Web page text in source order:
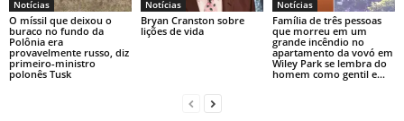
Notícias
O míssil que deixou o
buraco no fundo da
Polônia era
provavelmente russo, diz
primeiro-ministro
polonês Tusk
Notícias
Bryan Cranston sobre
lições de vida
Notícias
Família de três pessoas
que morreu em um
grande incêndio no
apartamento da vovó em
Wiley Park se lembra do
homem como gentil e...